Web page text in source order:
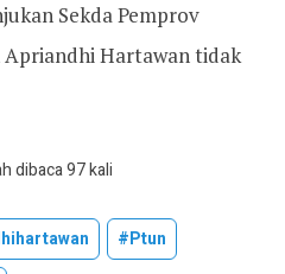
Sekda Pemprov
Apriandhi Hartawan tidak
dibaca 97 kali
#ptun